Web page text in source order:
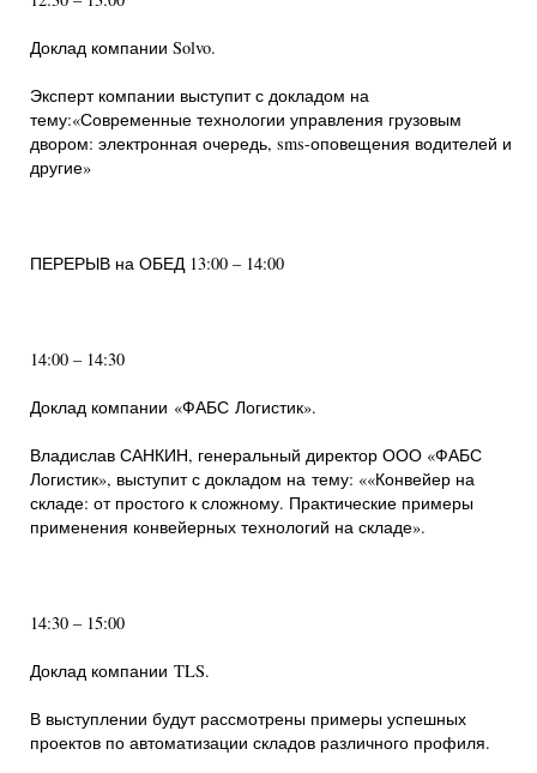
Доклад компании Solvo.
Эксперт компании выступит с докладом на
тему:«Современные технологии управления грузовым
двором: электронная очередь, sms-оповещения водителей и
другие»
ПЕРЕРЫВ на ОБЕД 13:00 – 14:00
14:00 – 14:30
Доклад компании «ФАБС Логистик».
Владислав САНКИН, генеральный директор ООО «ФАБС
Логистик», выступит с докладом на тему: ««Конвейер на
складе: от простого к сложному. Практические примеры
применения конвейерных технологий на складе».
14:30 – 15:00
Доклад компании TLS.
В выступлении будут рассмотрены примеры успешных
проектов по автоматизации складов различного профиля.